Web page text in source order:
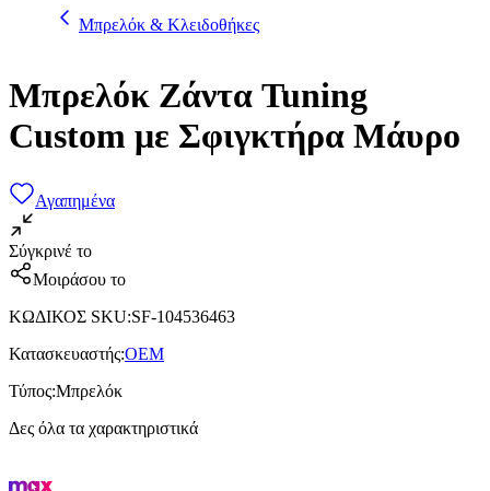
Μπρελόκ & Κλειδοθήκες
Μπρελόκ Ζάντα Tuning
Custom με Σφιγκτήρα Μάυρο
Αγαπημένα
Σύγκρινέ το
Μοιράσου το
ΚΩΔΙΚΟΣ SKU:SF-104536463
Κατασκευαστής:OEM
Τύπος:Μπρελόκ
Δες όλα τα χαρακτηριστικά